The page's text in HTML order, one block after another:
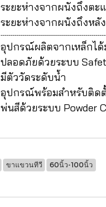
ระยะห่างจากผนังถึงตะ
ระยะห่างจากผนังถึงหลัง
อุปกรณ์ผลิตจากเหล็กไ
ปลอดภัยด้วยระบบ
มีตัววัดระดับน้ำ
อุปกรณ์พร้อมสำหรับติด
พ่นสีด้วยระบบ Powder
ขาแขวนทีวี 60นิ้ว-100นิ้ว